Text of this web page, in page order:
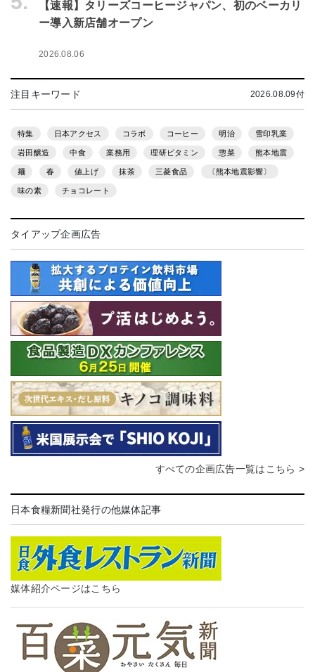
【速報】タリーズコーヒージャパン、初のベーカリ
ー導入新店舗オープン
2026.08.06
注目キーワード 2026.08.09付
特集 日本アクセス コラボ コーヒー 明治 雪印乳業
岩田醸造 中食 業務用 理研ビタミン 惣菜 熊本地震
麺 春 値上げ 抹茶 三菱食品 〔熊本地震影響〕
味の素 チョコレート
タイアップ企画広告
すべての企画広告一覧はこちら >
日本食糧新聞社発行の他媒体記事
媒体紹介ページはこちら